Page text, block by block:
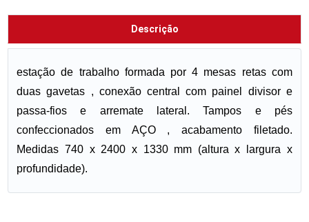
Descrição
estação de trabalho formada por 4 mesas retas com
duas gavetas , conexão central com painel divisor e
passa-fios e arremate lateral. Tampos e pés
confeccionados em AÇO , acabamento filetado.
Medidas 740 x 2400 x 1330 mm (altura x largura x
profundidade).